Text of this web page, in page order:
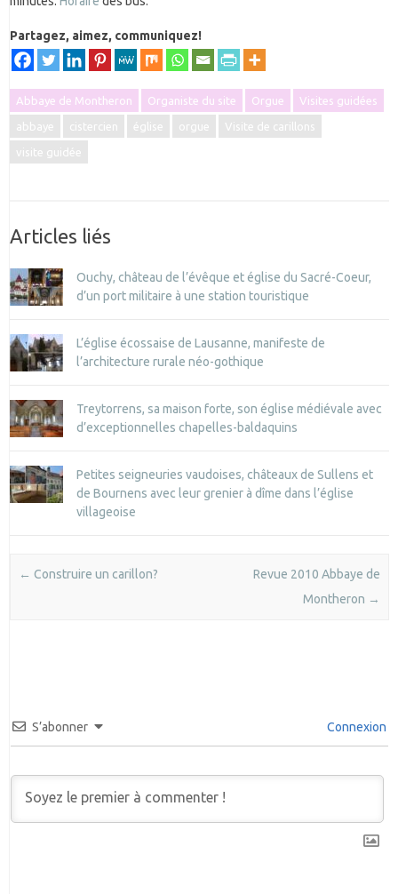
Partagez, aimez, communiquez!
Abbaye de Montheron Organiste du site Orgue Visites guidées
abbaye cistercien église orgue Visite de carillons
visite guidée
Articles liés
Ouchy, château de l’évêque et église du Sacré-Coeur,
d’un port militaire à une station touristique
L’église écossaise de Lausanne, manifeste de
l’architecture rurale néo-gothique
Treytorrens, sa maison forte, son église médiévale avec
d’exceptionnelles chapelles-baldaquins
Petites seigneuries vaudoises, châteaux de Sullens et
de Bournens avec leur grenier à dîme dans l’église
villageoise
Post navigation
← Construire un carillon?
Revue 2010 Abbaye de
Montheron →
S’abonner Connexion